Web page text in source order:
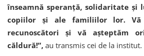
înseamnă speranță, solidaritate și
copiilor și ale familiilor lor. Vă
recunoscători și vă așteptăm
căldură!”, au transmis cei de la institut.